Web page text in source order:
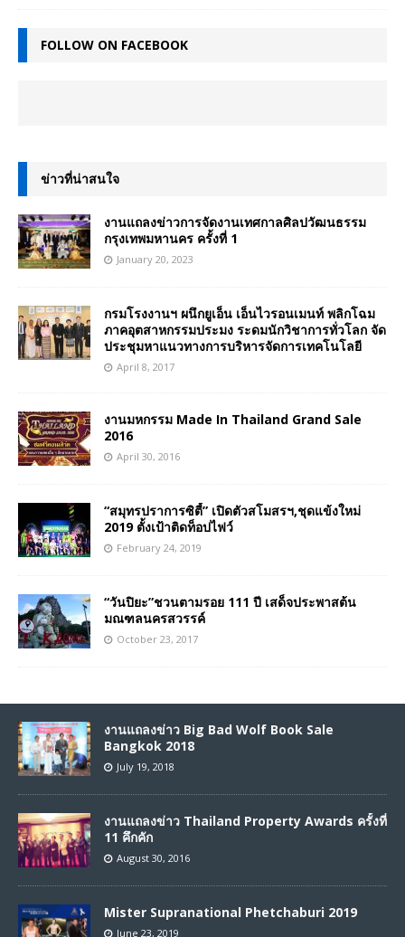
FOLLOW ON FACEBOOK
ข่าวที่น่าสนใจ
งานแถลงข่าวการจัดงานเทศกาลศิลปวัฒนธรรม
กรุงเทพมหานคร ครั้งที่ 1
January 20, 2023
กรมโรงงานฯ ผนึกยูเอ็น เอ็นไวรอนเมนท์ พลิกโฉม
ภาคอุตสาหกรรมประมง ระดมนักวิชาการทั่วโลก จัด
ประชุมหาแนวทางการบริหารจัดการเทคโนโลยี
April 8, 2017
งานมหกรรม Made In Thailand Grand Sale
2016
April 30, 2016
“สมุทรปราการซิตี้” เปิดตัวสโมสรฯ,ชุดแข้งใหม่
2019 ตั้งเป้าติดท็อปไฟว์
February 24, 2019
“วันปิยะ”ชวนตามรอย 111 ปี เสด็จประพาสต้น
มณฑลนครสวรรค์
October 23, 2017
งานแถลงข่าว Big Bad Wolf Book Sale
Bangkok 2018
July 19, 2018
งานแถลงข่าว Thailand Property Awards ครั้งที่
11 คึกคัก
August 30, 2016
Mister Supranational Phetchaburi 2019
June 23, 2019